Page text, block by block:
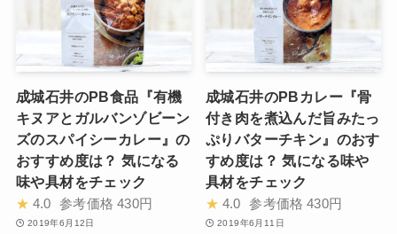
成城石井のPB食品『有機
キヌアとガルバンゾビーン
ズのスパイシーカレー』の
おすすめ度は？ 気になる
味や具材をチェック
★ 4.0 参考価格 430円
2019年6月12日
成城石井のPBカレー『骨
付き肉を煮込んだ旨みたっ
ぷりバターチキン』のおす
すめ度は？ 気になる味や
具材をチェック
★ 4.0 参考価格 430円
2019年6月11日